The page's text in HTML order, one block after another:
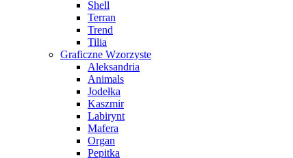
Shell
Terran
Trend
Tilia
Graficzne Wzorzyste
Aleksandria
Animals
Jodełka
Kaszmir
Labirynt
Mafera
Organ
Pepitka